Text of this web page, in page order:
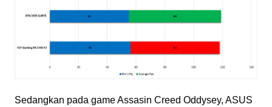
Sedangkan pada game Assasin Creed Oddysey, ASUS